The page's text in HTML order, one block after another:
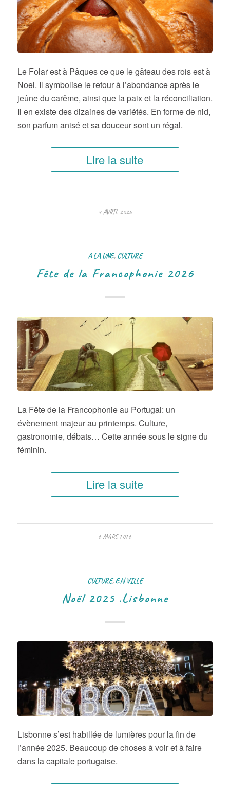
Le Folar est à Pâques ce que le gâteau des rois est à
Noel. Il symbolise le retour à l’abondance après le
jeûne du carême, ainsi que la paix et la réconciliation.
Il en existe des dizaines de variétés. En forme de nid,
son parfum anisé et sa douceur sont un régal.
Lire la suite
3 AVRIL 2026
A LA UNE, CULTURE
Fête de la Francophonie 2026
La Fête de la Francophonie au Portugal: un
évènement majeur au printemps. Culture,
gastronomie, débats… Cette année sous le signe du
féminin.
Lire la suite
6 MARS 2026
CULTURE,EN VILLE
Noël 2025 .Lisbonne
Lisbonne s’est habillée de lumières pour la fin de
l’année 2025. Beaucoup de choses à voir et à faire
dans la capitale portugaise.